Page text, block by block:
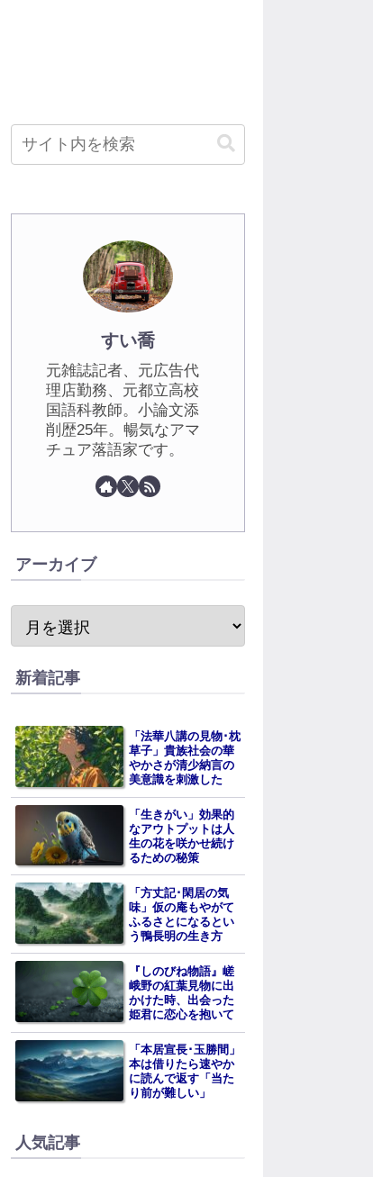
すい喬
元雑誌記者、元広告代
理店勤務、元都立高校
国語科教師。小論文添
削歴25年。暢気なアマ
チュア落語家です。
アーカイブ
新着記事
「法華八講の見物･枕
草子」貴族社会の華
やかさが清少納言の
美意識を刺激した
「生きがい」効果的
なアウトプットは人
生の花を咲かせ続け
るための秘策
「方丈記･閑居の気
味」仮の庵もやがて
ふるさとになるとい
う鴨長明の生き方
『しのびね物語』嵯
峨野の紅葉見物に出
かけた時、出会った
姫君に恋心を抱いて
「本居宣長･玉勝間」
本は借りたら速やか
に読んで返す「当た
り前が難しい」
人気記事